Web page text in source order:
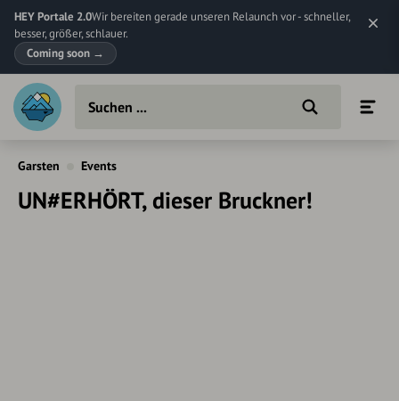
HEY Portale 2.0Wir bereiten gerade unseren Relaunch vor - schneller,
besser, größer, schlauer.
Coming soon →
Garsten Events
UN#ERHÖRT, dieser Bruckner!